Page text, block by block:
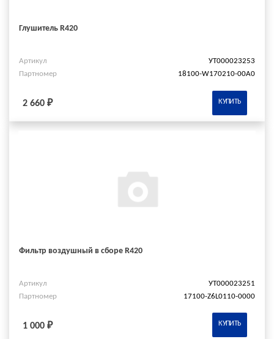
Глушитель R420
Артикул
УТ000023253
Партномер
18100-W170210-00A0
2 660 ₽ КУПИТЬ
Фильтр воздушный в сборе R420
Артикул
УТ000023251
Партномер
17100-Z6L0110-0000
1 000 ₽ КУПИТЬ